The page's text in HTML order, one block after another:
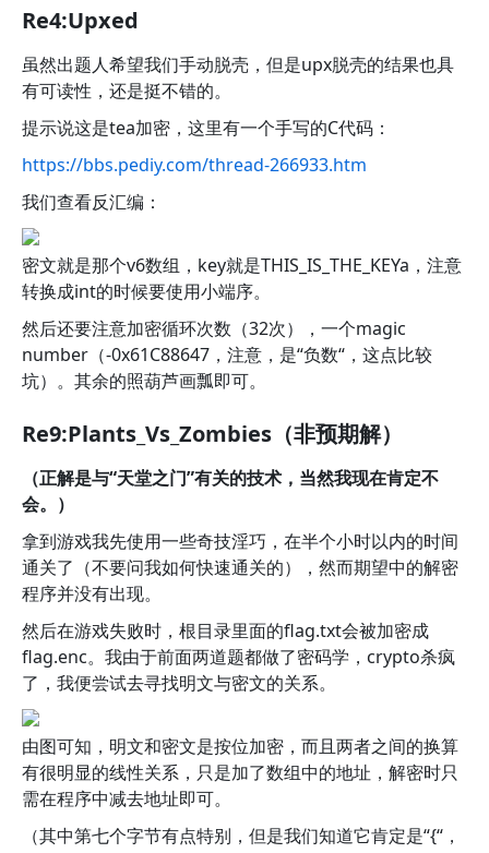
Re4:Upxed
虽然出题人希望我们手动脱壳，但是upx脱壳的结果也具
有可读性，还是挺不错的。
提示说这是tea加密，这里有一个手写的C代码：
https://bbs.pediy.com/thread-266933.htm
我们查看反汇编：
密文就是那个v6数组，key就是THIS_IS_THE_KEYa，注意
转换成int的时候要使用小端序。
然后还要注意加密循环次数（32次），一个magic
number（-0x61C88647，注意，是“负数“，这点比较
坑）。其余的照葫芦画瓢即可。
Re9:Plants_Vs_Zombies（非预期解）
（正解是与“天堂之门”有关的技术，当然我现在肯定不
会。）
拿到游戏我先使用一些奇技淫巧，在半个小时以内的时间
通关了（不要问我如何快速通关的），然而期望中的解密
程序并没有出现。
然后在游戏失败时，根目录里面的flag.txt会被加密成
flag.enc。我由于前面两道题都做了密码学，crypto杀疯
了，我便尝试去寻找明文与密文的关系。
由图可知，明文和密文是按位加密，而且两者之间的换算
有很明显的线性关系，只是加了数组中的地址，解密时只
需在程序中减去地址即可。
（其中第七个字节有点特别，但是我们知道它肯定是“{“，